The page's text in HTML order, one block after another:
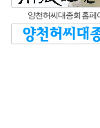
양천허씨대종회 홈페